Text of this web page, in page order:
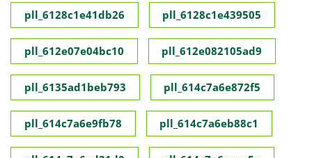
pll_6128c1e41db26 pll_6128c1e439505
pll_612e07e04bc10 pll_612e082105ad9
pll_6135ad1beb793 pll_614c7a6e872f5
pll_614c7a6e9fb78 pll_614c7a6eb88c1